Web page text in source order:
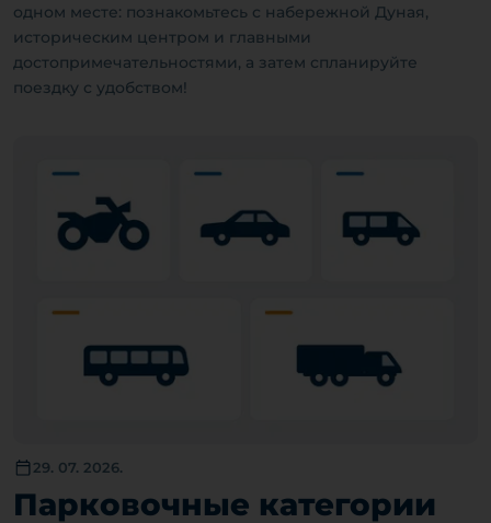
одном месте: познакомьтесь с набережной Дуная,
историческим центром и главными
достопримечательностями, а затем спланируйте
поездку с удобством!
29. 07. 2026.
Парковочные категории